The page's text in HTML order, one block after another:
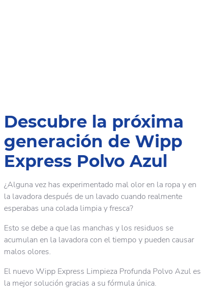
Descubre la próxima
generación de Wipp
Express Polvo Azul
¿Alguna vez has experimentado mal olor en la ropa y en
la lavadora después de un lavado cuando realmente
esperabas una colada limpia y fresca?
Esto se debe a que las manchas y los residuos se
acumulan en la lavadora con el tiempo y pueden causar
malos olores.
El nuevo Wipp Express Limpieza Profunda Polvo Azul es
la mejor solución gracias a su fórmula única.